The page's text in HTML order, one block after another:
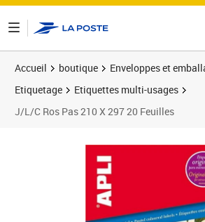
Accueil boutique
Enveloppes et
Etiquetage
Etiquettes multi-usages
J/L/C Ros Pas 210 X 297 20 Feuilles